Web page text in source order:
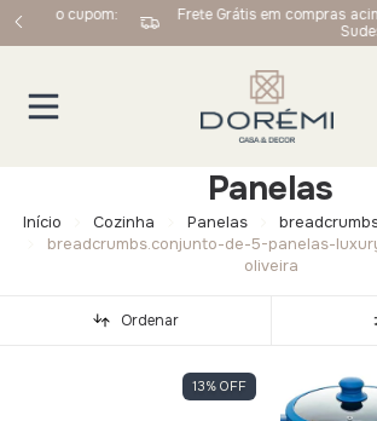
Frete Grátis em compras acima de
Panelas
Início Cozinha Panelas
breadcrumbs.conjunto-de-5-panelas-
oliveira
Ordenar
13% OFF